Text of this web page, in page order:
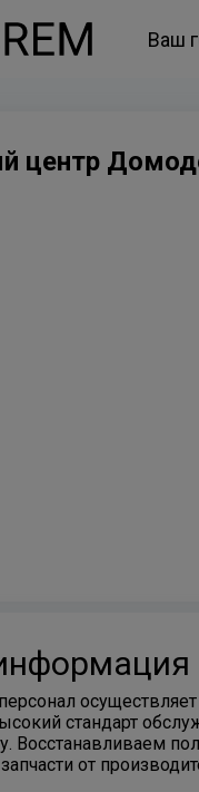
Ваш
центр
осуществляет
стандарт
Восстанавливаем
от